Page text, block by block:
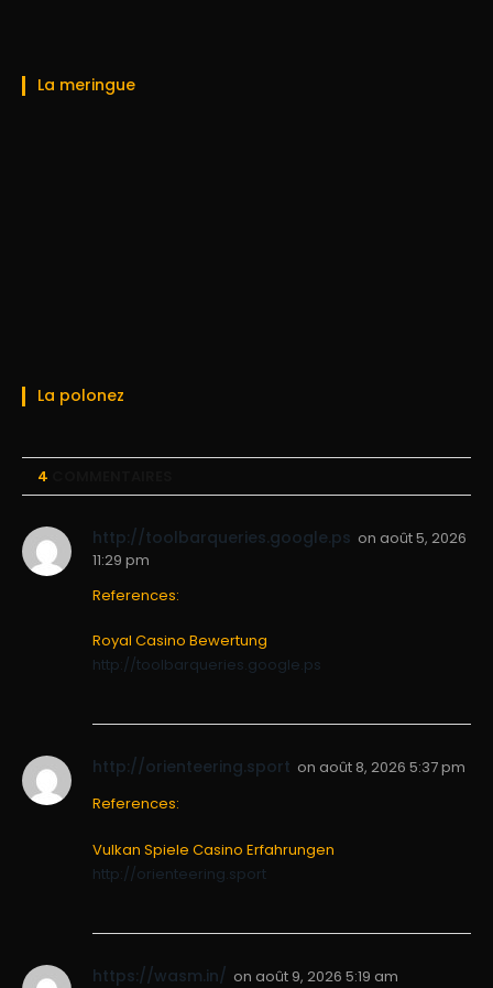
La meringue
La polonez
4
http://toolbarqueries.google.ps on août 5, 2026
11:29 pm
References:
Royal Casino Bewertung
http://toolbarqueries.google.ps
http://orienteering.sport on août 8, 2026 5:37 pm
References:
Vulkan Spiele Casino Erfahrungen
http://orienteering.sport
https://wasm.in/ on août 9, 2026 5:19 am